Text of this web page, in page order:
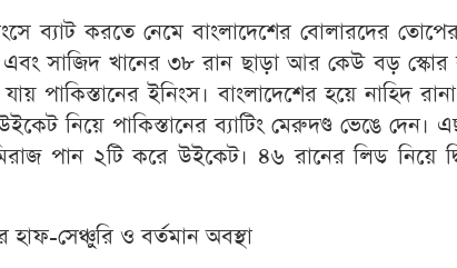
ব্যাট করতে নেমে বাংলাদেশের বোলারদের
সাজিদ খানের ৩৮ রান ছাড়া আর কেউ বড় স্কোর
পাকিস্তানের ইনিংস। বাংলাদেশের হয়ে নাহিদ
নিয়ে পাকিস্তানের ব্যাটিং মেরুদণ্ড ভেঙে
পান ২টি করে উইকেট। ৪৬ রানের লিড নিয়ে
হাফ-সেঞ্চুরি ও বর্তমান অবস্থা